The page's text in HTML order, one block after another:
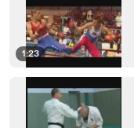
1:23